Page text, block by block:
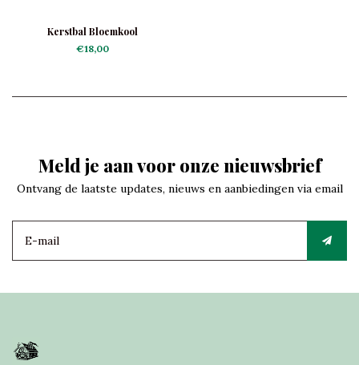
Kerstbal Bloemkool
€18,00
Meld je aan voor onze nieuwsbrief
Ontvang de laatste updates, nieuws en aanbiedingen via email